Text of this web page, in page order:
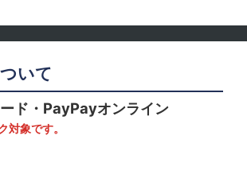
いて
ド・PayPayオンライン
対象です。